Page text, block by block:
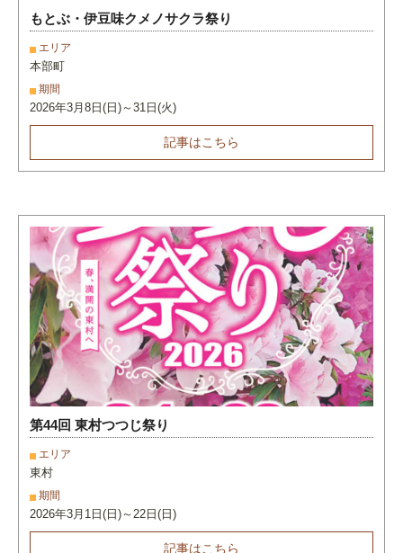
もとぶ・伊豆味クメノサクラ祭り
エリア
本部町
期間
2026年3月8日(日)～31日(火)
記事はこちら
第44回 東村つつじ祭り
エリア
東村
期間
2026年3月1日(日)～22日(日)
記事はこちら